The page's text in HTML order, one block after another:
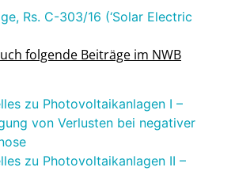
Rs. C-303/16 (‘Solar Electric
folgende Beiträge im NWB
zu Photovoltaikanlagen I –
von Verlusten bei negativer
zu Photovoltaikanlagen II –